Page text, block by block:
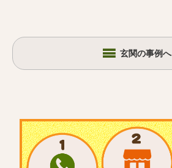
玄関の事例へ